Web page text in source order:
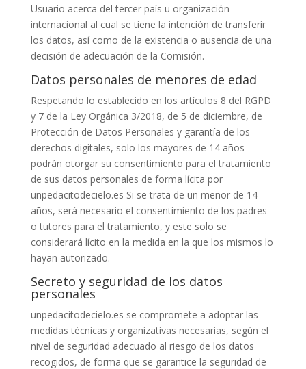
Usuario acerca del tercer país u organización
internacional al cual se tiene la intención de transferir
los datos, así como de la existencia o ausencia de una
decisión de adecuación de la Comisión.
Datos personales de menores de edad
Respetando lo establecido en los artículos 8 del RGPD
y 7 de la Ley Orgánica 3/2018, de 5 de diciembre, de
Protección de Datos Personales y garantía de los
derechos digitales, solo los mayores de 14 años
podrán otorgar su consentimiento para el tratamiento
de sus datos personales de forma lícita por
unpedacitodecielo.es Si se trata de un menor de 14
años, será necesario el consentimiento de los padres
o tutores para el tratamiento, y este solo se
considerará lícito en la medida en la que los mismos lo
hayan autorizado.
Secreto y seguridad de los datos
personales
unpedacitodecielo.es se compromete a adoptar las
medidas técnicas y organizativas necesarias, según el
nivel de seguridad adecuado al riesgo de los datos
recogidos, de forma que se garantice la seguridad de